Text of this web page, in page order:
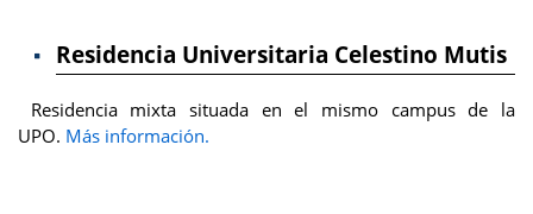
Residencia Universitaria Celestino Mutis
Residencia mixta situada en el mismo campus de la
UPO. Más información.